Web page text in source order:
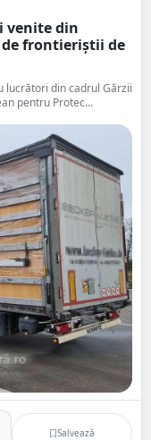
venite din
frontieriștii de
lucrători din cadrul Gărzii
pentru Protec...
Salvează